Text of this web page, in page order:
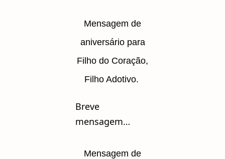
Mensagem de
aniversário para
Filho do Coração,
Filho Adotivo.
Breve
mensagem…
Mensagem de